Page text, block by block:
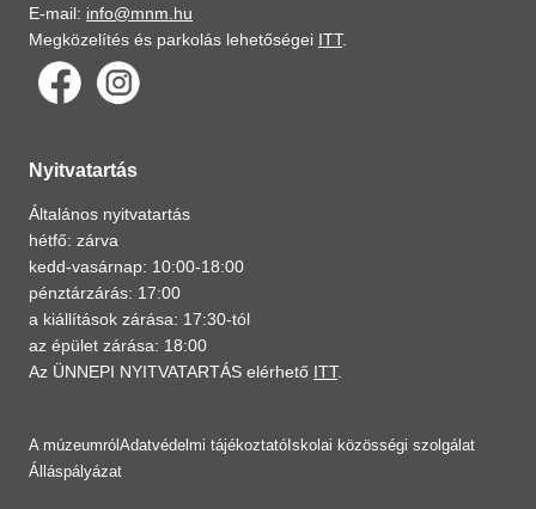
E-mail: info@mnm.hu
Megközelítés és parkolás lehetőségei ITT.
Nyitvatartás
Általános nyitvatartás
hétfő: zárva
kedd-vasárnap: 10:00-18:00
pénztárzárás: 17:00
a kiállítások zárása: 17:30-tól
az épület zárása: 18:00
Az ÜNNEPI NYITVATARTÁS elérhető ITT.
A múzeumról Adatvédelmi tájékoztató Iskolai közösségi szolgálat
Álláspályázat